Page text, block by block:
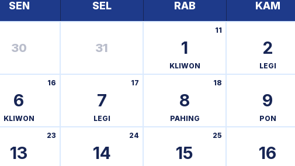
SEN SEL RAB KAM
30 31 1
11
KLIWON
2
LEGI
6
16
KLIWON
7
17
LEGI
8
18
PAHING
9
PON
13
23
14
24
15
25
16